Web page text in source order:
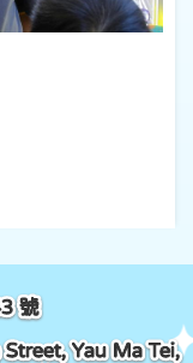
號
Yau Ma Tei,